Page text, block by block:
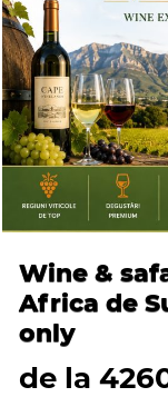
Wine &
Africa de
only
de la